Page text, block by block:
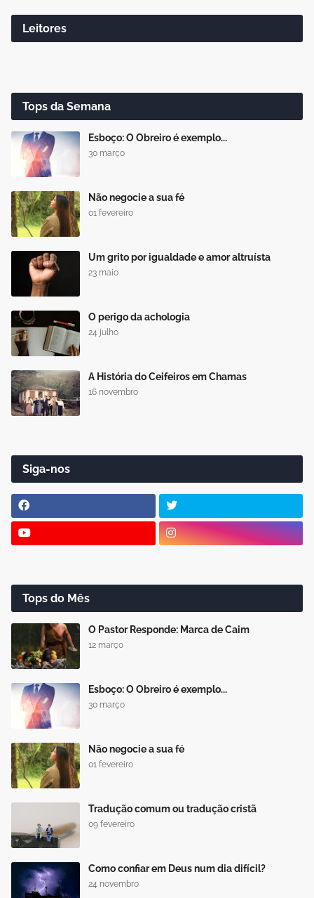
Leitores
Tops da Semana
Esboço: O Obreiro é exemplo...
30 março
Não negocie a sua fé
01 fevereiro
Um grito por igualdade e amor altruísta
23 maio
O perigo da achologia
24 julho
A História do Ceifeiros em Chamas
16 novembro
Siga-nos
Tops do Mês
O Pastor Responde: Marca de Caim
12 março
Esboço: O Obreiro é exemplo...
30 março
Não negocie a sua fé
01 fevereiro
Tradução comum ou tradução cristã
09 fevereiro
Como confiar em Deus num dia difícil?
24 novembro